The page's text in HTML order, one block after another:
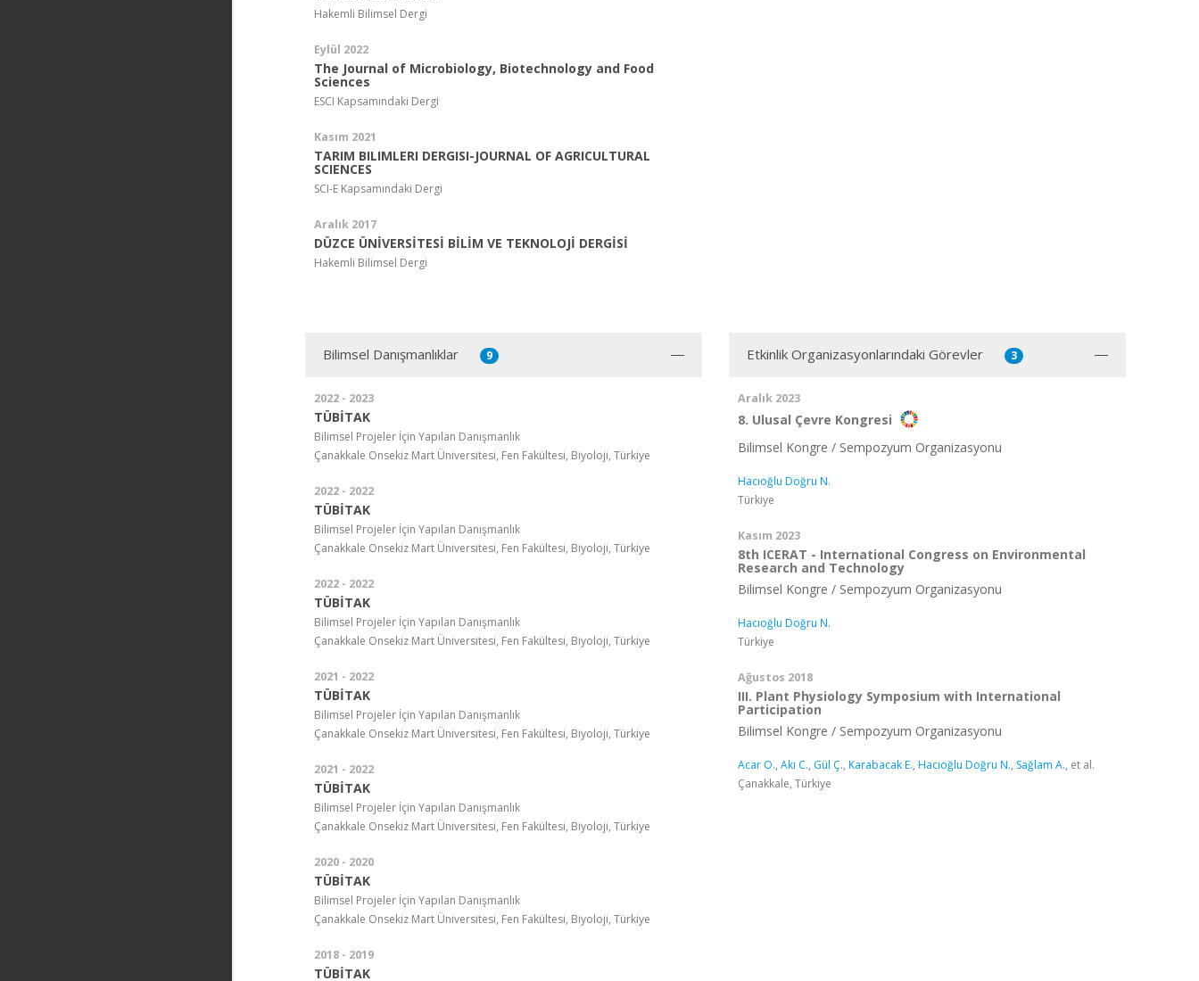
Hakemli Bilimsel Dergi
Eylül 2022
The Journal of Microbiology, Biotechnology and Food
Sciences
ESCI Kapsamındaki Dergi
Kasım 2021
TARIM BILIMLERI DERGISI-JOURNAL OF AGRICULTURAL
SCIENCES
SCI-E Kapsamındaki Dergi
Aralık 2017
DÜZCE ÜNİVERSİTESİ BİLİM VE TEKNOLOJİ DERGİSİ
Hakemli Bilimsel Dergi
Bilimsel Danışmanlıklar 9
2022 - 2023
TÜBİTAK
Bilimsel Projeler İçin Yapılan Danışmanlık
Çanakkale Onsekiz Mart Üniversitesi, Fen Fakültesi, Biyoloji, Türkiye
2022 - 2022
TÜBİTAK
Bilimsel Projeler İçin Yapılan Danışmanlık
Çanakkale Onsekiz Mart Üniversitesi, Fen Fakültesi, Biyoloji, Türkiye
2022 - 2022
TÜBİTAK
Bilimsel Projeler İçin Yapılan Danışmanlık
Çanakkale Onsekiz Mart Üniversitesi, Fen Fakültesi, Biyoloji, Türkiye
2021 - 2022
TÜBİTAK
Bilimsel Projeler İçin Yapılan Danışmanlık
Çanakkale Onsekiz Mart Üniversitesi, Fen Fakültesi, Biyoloji, Türkiye
2021 - 2022
TÜBİTAK
Bilimsel Projeler İçin Yapılan Danışmanlık
Çanakkale Onsekiz Mart Üniversitesi, Fen Fakültesi, Biyoloji, Türkiye
2020 - 2020
TÜBİTAK
Bilimsel Projeler İçin Yapılan Danışmanlık
Çanakkale Onsekiz Mart Üniversitesi, Fen Fakültesi, Biyoloji, Türkiye
2018 - 2019
TÜBİTAK
Etkinlik Organizasyonlarındaki Görevler 3
Aralık 2023
8. Ulusal Çevre Kongresi
Bilimsel Kongre / Sempozyum Organizasyonu
Hacıoğlu Doğru N.
Türkiye
Kasım 2023
8th ICERAT - International Congress on Environmental
Research and Technology
Bilimsel Kongre / Sempozyum Organizasyonu
Hacıoğlu Doğru N.
Türkiye
Ağustos 2018
III. Plant Physiology Symposium with International
Participation
Bilimsel Kongre / Sempozyum Organizasyonu
Acar O., Akı C., Gül Ç., Karabacak E., Hacıoğlu Doğru N., Sağlam A., et al.
Çanakkale, Türkiye